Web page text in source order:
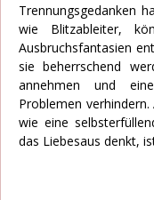
Trennungsgedanken
wie Blitzableiter,
Ausbruchsfantasien
sie beherrschend
annehmen und
Problemen
wie eine
das Liebesaus denkt,